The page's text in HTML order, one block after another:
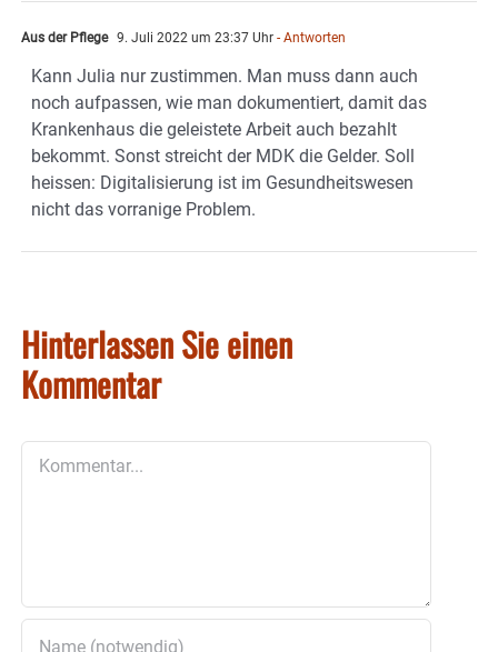
Aus der Pflege 9. Juli 2022 um 23:37 Uhr - Antworten
Kann Julia nur zustimmen. Man muss dann auch
noch aufpassen, wie man dokumentiert, damit das
Krankenhaus die geleistete Arbeit auch bezahlt
bekommt. Sonst streicht der MDK die Gelder. Soll
heissen: Digitalisierung ist im Gesundheitswesen
nicht das vorranige Problem.
Hinterlassen Sie einen
Kommentar